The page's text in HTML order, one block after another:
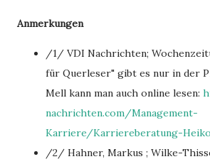
Anmerkungen
/1/ VDI Nachrichten;
für Querleser" gibt es nur in der
Mell kann man auch online lesen:
nachrichten.com/Management-
Karriere/Karriereberatung-
/2/ Hahner, Markus ; Wilke-